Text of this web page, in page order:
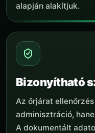
alapján alakítjuk.
Bizonyítható
Az őrjárat
adminisztráció,
A dokumentált